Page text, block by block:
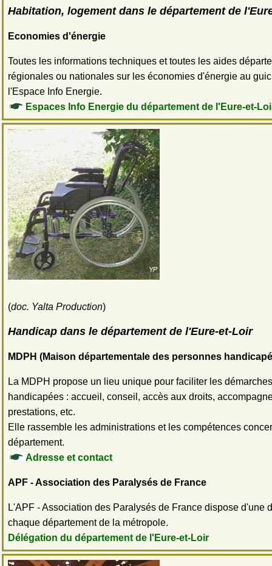
Habitation, logement dans le département de
Economies d'énergie
Toutes les informations techniques et toutes les aides
régionales ou nationales sur les économies d'énergie au
l'Espace Info Energie.
Espaces Info Energie du département de l'Eure-et-
(doc. Yalta Production)
Handicap dans le département de l'Eure-et-Loir
MDPH (Maison départementale des personnes
La MDPH propose un lieu unique pour faciliter les
handicapées : accueil, conseil, accès aux droits,
prestations, etc.
Elle rassemble les administrations et les compétences
département.
Adresse et contact
APF - Association des Paralysés de France
L'APF - Association des Paralysés de France dispose d'une
chaque département de la métropole.
Délégation du département de l'Eure-et-Loir